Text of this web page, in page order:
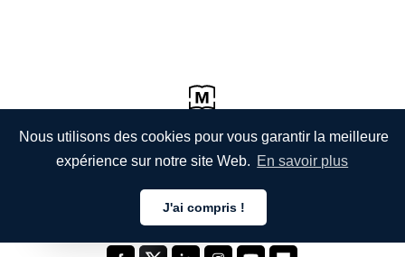
Nous utilisons des cookies pour vous garantir la meilleure
expérience sur notre site Web. En savoir plus
J'ai compris !
Français